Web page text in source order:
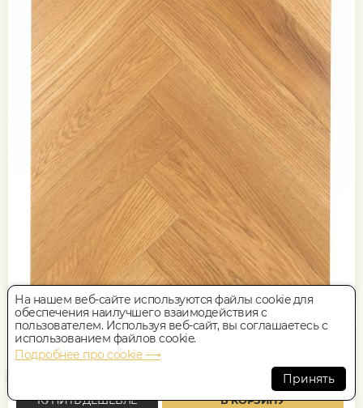
100x600, 14мм
Natur, Дуб, Елка Английская, Елочкой, Влагостойкий
9 100руб.
КУПИТЬ ДЕШЕВЛЕ В КОРЗИНУ
На нашем веб-сайте используются файлы cookie для
обеспечения наилучшего взаимодействия с
пользователем. Используя веб-сайт, вы соглашаетесь с
использованием файлов cookie.
Подробнее про cookie ⟶
Принять